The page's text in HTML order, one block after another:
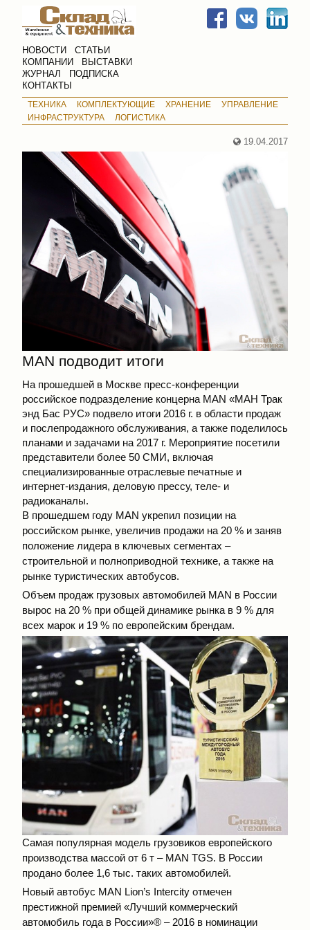
НОВОСТИ
СТАТЬИ
КОМПАНИИ
ВЫСТАВКИ
ЖУРНАЛ
ПОДПИСКА
КОНТАКТЫ
ТЕХНИКА КОМПЛЕКТУЮЩИЕ ХРАНЕНИЕ
УПРАВЛЕНИЕ
ИНФРАСТРУКТУРА
ЛОГИСТИКА
19.04.2017
MAN подводит итоги
На прошедшей в Москве пресс-конференции
российское подразделение концерна MAN «МАН Трак
энд Бас РУС» подвело итоги 2016 г. в области продаж
и послепродажного обслуживания, а также поделилось
планами и задачами на 2017 г. Мероприятие посетили
представители более 50 СМИ, включая
специализированные отраслевые печатные и
интернет-издания, деловую прессу, теле- и
радиоканалы.
В прошедшем году MAN укрепил позиции на
российском рынке, увеличив продажи на 20 % и заняв
положение лидера в ключевых сегментах –
строительной и полноприводной технике, а также на
рынке туристических автобусов.
Объем продаж грузовых автомобилей MAN в России
вырос на 20 % при общей динамике рынка в 9 % для
всех марок и 19 % по европейским брендам.
Самая популярная модель грузовиков европейского
производства массой от 6 т – MAN TGS. В России
продано более 1,6 тыс. таких автомобилей.
Новый автобус MAN Lion’s Intercity отмечен
престижной премией «Лучший коммерческий
автомобиль года в России»® – 2016 в номинации